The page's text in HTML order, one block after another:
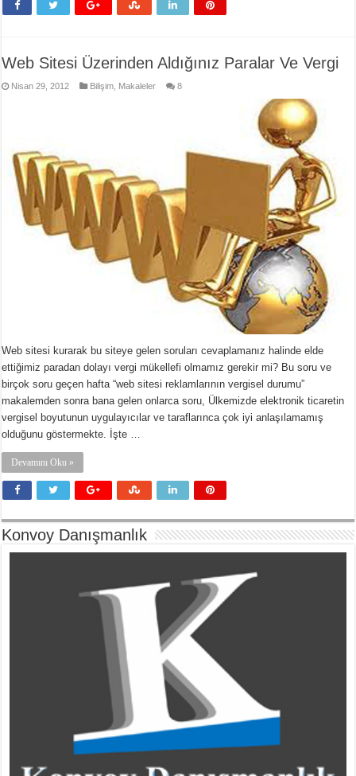
Web Sitesi Üzerinden Aldığınız Paralar Ve Vergi
Nisan 29, 2012 Bilişim Makaleler 8
Web sitesi kurarak bu siteye gelen soruları cevaplamanız halinde elde
ettiğimiz paradan dolayı vergi mükellefi olmamız gerekir mi? Bu soru ve
birçok soru geçen hafta “web sitesi reklamlarının vergisel durumu”
makalemden sonra bana gelen onlarca soru, Ülkemizde elektronik ticaretin
vergisel boyutunun uygulayıcılar ve taraflarınca çok iyi anlaşılamamış
olduğunu göstermekte. İşte …
Devamını Oku »
Konvoy Danışmanlık